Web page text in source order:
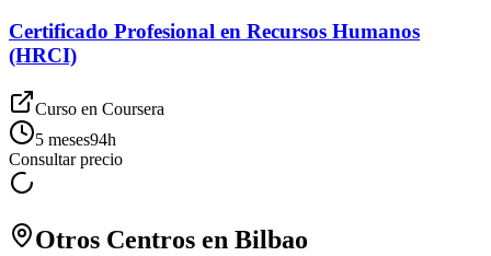
Certificado Profesional en Recursos Humanos
(HRCI)
Curso en Coursera
5 meses94h
Consultar precio
Otros Centros en Bilbao